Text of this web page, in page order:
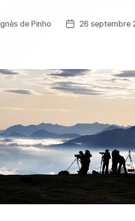
de Pinho
Date26 septembre